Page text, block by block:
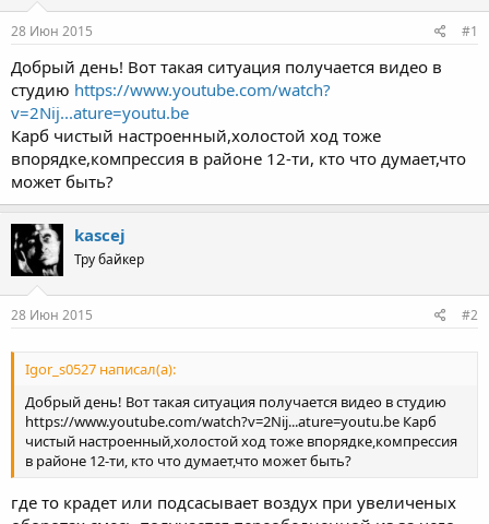
28 Июн 2015 #1
Добрый день! Вот такая ситуация получается видео в
студию https://www.youtube.com/watch?
v=2Nij...ature=youtu.be
Карб чистый настроенный,холостой ход тоже
впорядке,компрессия в районе 12-ти, кто что думает,что
может быть?
kascej
Тру байкер
28 Июн 2015 #2
Igor_s0527 написал(а):
Добрый день! Вот такая ситуация получается видео в студию
https://www.youtube.com/watch?v=2Nij...ature=youtu.be Карб
чистый настроенный,холостой ход тоже впорядке,компрессия
в районе 12-ти, кто что думает,что может быть?
где то крадет или подсасывает воздух при увеличеных